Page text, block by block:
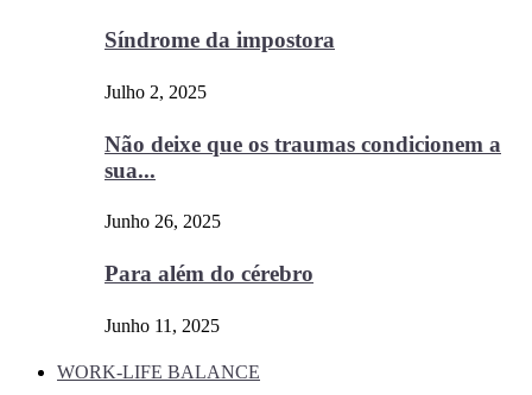
Síndrome da impostora
Julho 2, 2025
Não deixe que os traumas condicionem a
sua...
Junho 26, 2025
Para além do cérebro
Junho 11, 2025
WORK-LIFE BALANCE